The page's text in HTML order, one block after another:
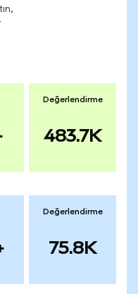
Değerlendirme
483.7K
Değerlendirme
75.8K